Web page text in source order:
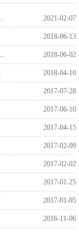
नव वर्ष की शुभकामनाएं 2021-02-07
2018-06-13
में गिलास के बीच अंतर 2018-06-02
2018-04-10
2017-07-28
2017-06-10
2017-04-15
2017-02-09
2017-02-02
2017-01-25
2017-01-05
2016-11-06